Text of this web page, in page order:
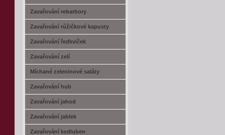
Zavařování rebarbory
Zavařování růžičkové kapusty
Zavařování ředkviček
Zavařování zelí
Míchané zeleninové saláty
Zavařování hub
Zavařování jahod
Zavařování jablek
Zavařování kedluben